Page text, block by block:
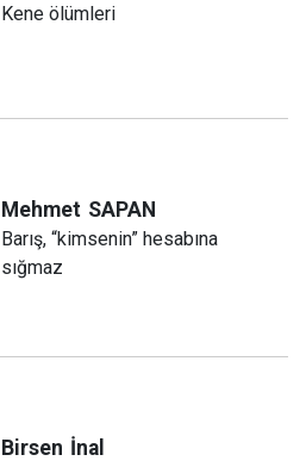
Kene ölümleri
Mehmet SAPAN
Barış, “kimsenin” hesabına
sığmaz
Birsen İnal